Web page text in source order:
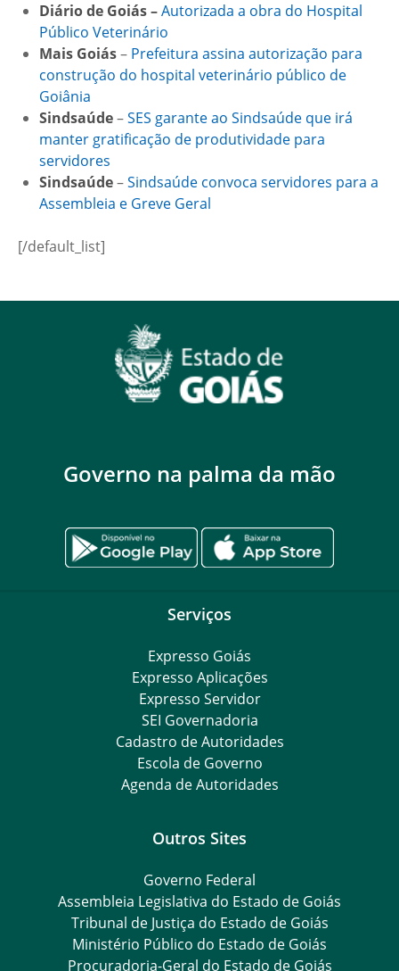
Diário de Goiás –Autorizada a obra do Hospital
Público Veterinário
Mais Goiás– Prefeitura assina autorização para
construção do hospital veterinário público de
Goiânia
Sindsaúde–SES garante ao Sindsaúde que irá
manter gratificação de produtividade para
servidores
Sindsaúde–Sindsaúde convoca servidores para a
Assembleia e Greve Geral
[/default_list]
Governo na palma da mão
Serviços
Expresso Goiás
Expresso Aplicações
Expresso Servidor
SEI Governadoria
Cadastro de Autoridades
Escola de Governo
Agenda de Autoridades
Outros Sites
Governo Federal
Assembleia Legislativa do Estado de Goiás
Tribunal de Justiça do Estado de Goiás
Ministério Público do Estado de Goiás
Procuradoria-Geral do Estado de Goiás